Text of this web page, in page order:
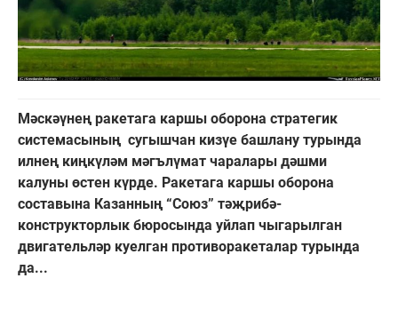
Мәскәүнең ракетага каршы оборона стратегик
системасының сугышчан кизүе башлану турында
илнең киңкүләм мәгълүмат чаралары дәшми
калуны өстен күрде. Ракетага каршы оборона
составына Казанның “Союз” тәҗрибә-
конструкторлык бюросында уйлап чыгарылган
двигательләр куелган противоракеталар турында
да...